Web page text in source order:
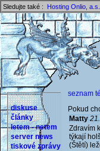
Sledujte také : Hosting Onlio, a.s.
diskuse
články
letem - netem
server news
tiskové zprávy
seznam
Pokud
Matty
Zdravím
týkají
(Štětí)